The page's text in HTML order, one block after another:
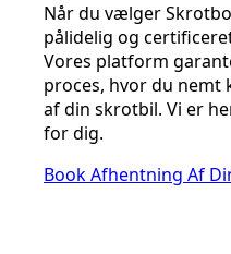
Når du vælger
pålidelig og
Vores platform
proces, hvor du nemt
af din skrotbil. Vi er
for dig.
Book Afhentning Af